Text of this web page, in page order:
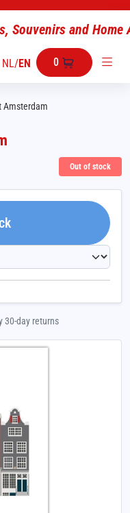
NL/EN 0
Amsterdam
Out of stock
30-day returns